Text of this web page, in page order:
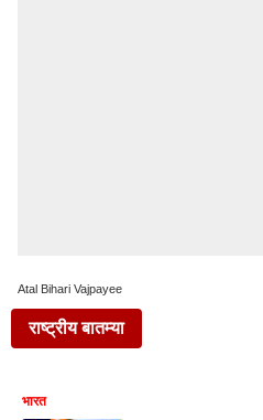
Atal Bihari Vajpayee
राष्ट्रीय बातम्या
भारत